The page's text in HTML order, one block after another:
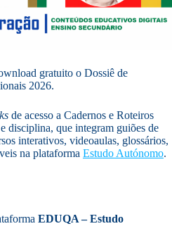
gratuito o Dossiê de
2026.
de acesso a Cadernos e Roteiros
disciplina, que integram guiões de
interativos, videoaulas, glossários,
na plataforma Estudo Autónomo.
EDUQA – Estudo